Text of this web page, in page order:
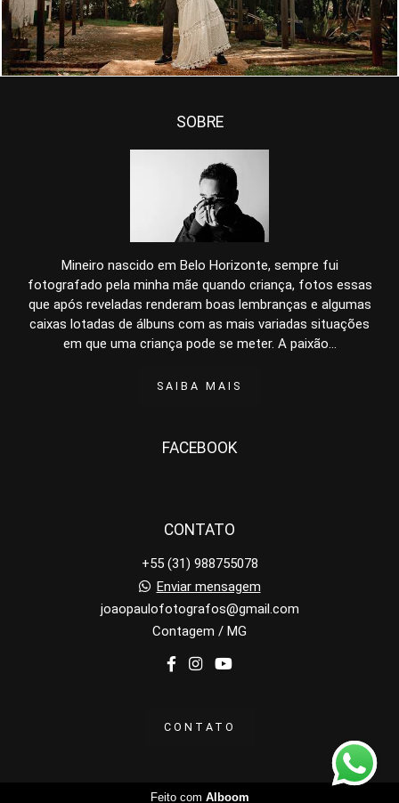
SOBRE
Mineiro nascido em Belo Horizonte, sempre fui
fotografado pela minha mãe quando criança, fotos essas
que após reveladas renderam boas lembranças e algumas
caixas lotadas de álbuns com as mais variadas situações
em que uma criança pode se meter. A paixão...
SAIBA MAIS
FACEBOOK
CONTATO
+55 (31) 988755078
Enviar mensagem
joaopaulofotografos@gmail.com
Contagem / MG
CONTATO
Feito com Alboom